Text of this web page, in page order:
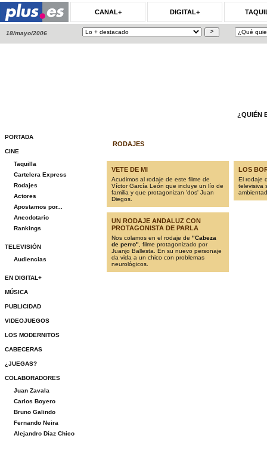
CANAL+ DIGITAL+
18/mayo/2006
¿QUIÉN
PORTADA
CINE
Taquilla
Cartelera Express
Rodajes
Actores
Apostamos por...
Anecdotario
Rankings
TELEVISIÓN
Audiencias
EN DIGITAL+
MÚSICA
PUBLICIDAD
VIDEOJUEGOS
LOS MODERNITOS
CABECERAS
¿JUEGAS?
COLABORADORES
Juan Zavala
Carlos Boyero
Bruno Galindo
Fernando Neira
Alejandro Díaz Chico
RODAJES
VETE DE MI
Acudimos al rodaje de este filme de
Víctor García León que incluye un lío de
familia y que protagonizan 'dos' Juan
Diegos.
LOS
El rodaje
televisiva
UN RODAJE ANDALUZ CON
PROTAGONISTA DE PARLA
Nos colamos en el rodaje de "Cabeza
de perro" , filme protagonizado por
Juanjo Ballesta. En su nuevo personaje
da vida a un chico con problemas
neurológicos.